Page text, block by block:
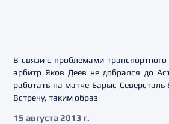
В связи с проблемами
арбитр Яков Деев не добрался до
работать на матче Барыс Северсталь
Встречу, таким образ
15 августа 2013 г.